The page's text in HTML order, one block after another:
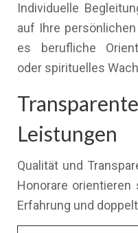
Individuelle
auf Ihre
es berufliche
oder spirituelles
Leistungen
Qualität und
Honorare orientieren
Erfahrung und